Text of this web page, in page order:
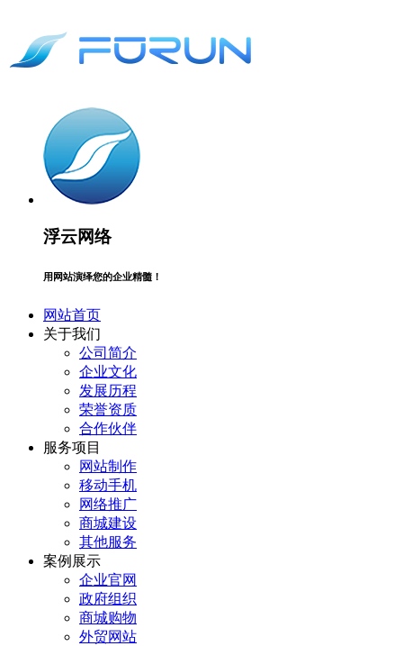
浮云网络
用网站演绎您的企业精髓！
网站首页
关于我们
公司简介
企业文化
发展历程
荣誉资质
合作伙伴
服务项目
网站制作
移动手机
网络推广
商城建设
其他服务
案例展示
企业官网
政府组织
商城购物
外贸网站